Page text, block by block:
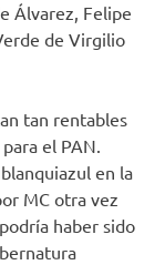
Álvarez, Felipe
de Virgilio
tan rentables
el PAN.
en la
MC otra vez
haber sido